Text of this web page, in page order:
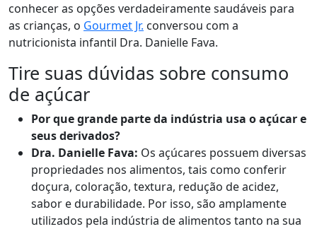
conhecer as opções verdadeiramente saudáveis para
as crianças, o Gourmet Jr. conversou com a
nutricionista infantil Dra. Danielle Fava.
Tire suas dúvidas sobre consumo
de açúcar
Por que grande parte da indústria usa o açúcar e
seus derivados?
Dra. Danielle Fava: Os açúcares possuem diversas
propriedades nos alimentos, tais como conferir
doçura, coloração, textura, redução de acidez,
sabor e durabilidade. Por isso, são amplamente
utilizados pela indústria de alimentos tanto na sua